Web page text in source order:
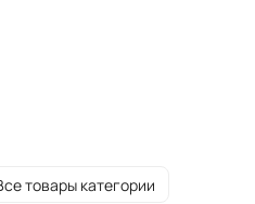
товары категории